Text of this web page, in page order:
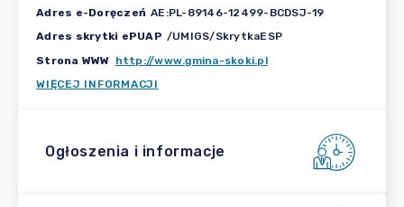
Adres e-Doręczeń AE:PL-89146-12499-BCDSJ-19
Adres skrytki ePUAP /UMIGS/SkrytkaESP
Strona WWW http://www.gmina-skoki.pl
WIĘCEJ INFORMACJI
Ogłoszenia i informacje